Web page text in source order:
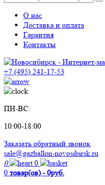
О нас
Доставка и оплата
Гарантия
Контакты
+7 (495) 241-17-53
ПН-ВС:
10:00-18:00
Заказать обратный звонок
sale@gazballon-novosibirsk.ru
0
0
0 товар(ов) - 0руб.